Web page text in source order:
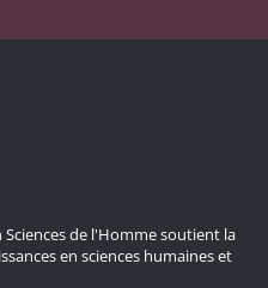
de l'Homme soutient la
en sciences humaines et